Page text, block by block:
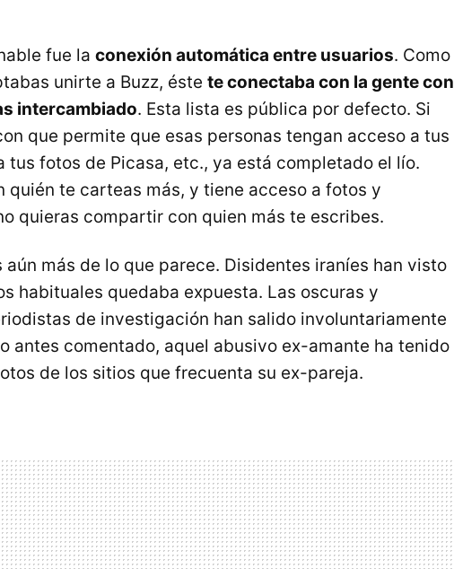
fue la conexión automática entre usuarios. Como
unirte a Buzz, éste te conectaba con la gente con
intercambiado. Esta lista es pública por defecto. Si
que permite que esas personas tengan acceso a tus
tus fotos de Picasa, etc., ya está completado el lío.
quién te carteas más, y tiene acceso a fotos y
quieras compartir con quien más te escribes.
aún más de lo que parece. Disidentes iraníes han visto
habituales quedaba expuesta. Las oscuras y
de investigación han salido involuntariamente
antes comentado, aquel abusivo ex-amante ha tenido
de los sitios que frecuenta su ex-pareja.